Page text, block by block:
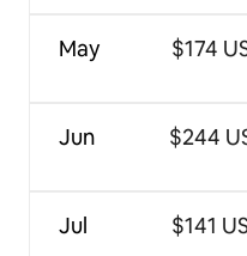
May
Jun
Jul
$174
$244
$141